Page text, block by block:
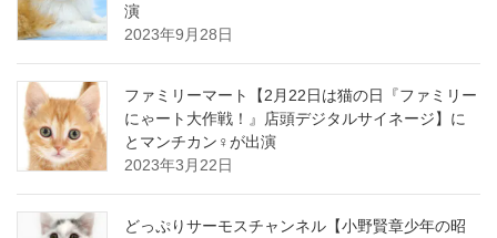
演
2023年9月28日
ファミリーマート【2月22日は猫の日『ファミリー
にゃート大作戦！』店頭デジタルサイネージ】に
とマンチカン♀が出演
2023年3月22日
どっぷりサーモスチャンネル【小野賢章少年の昭